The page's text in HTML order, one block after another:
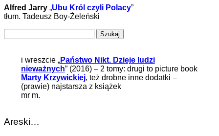
Alfred Jarry „Ubu Król czyli Polacy”
tłum. Tadeusz Boy-Żeleński
i wreszcie „Państwo Nikt. Dzieje ludzi
nieważnych” (2016) – 2 tomy: drugi to picture book
Marty Krzywickiej, też drobne inne dodatki –
(prawie) najstarsza z książek
mr m.
Areski…